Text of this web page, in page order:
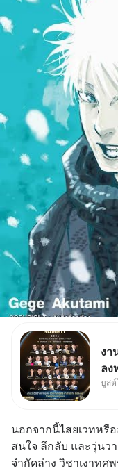
งา
ลง
นี้จ
แช
บูส
นอกจากนี้ไสยเวทห
สนใจ ลึกลับ และวุ่นว
จำกัดล่าง วิชาเงาท